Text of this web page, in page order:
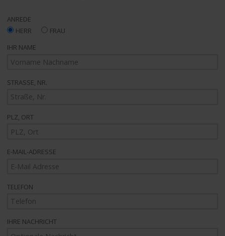
Suche
ANREDE
HERR
FRAU
IHR NAME
STRASSE, NR.
PLZ, ORT
E-MAIL-ADRESSE
TELEFON
IHRE NACHRICHT